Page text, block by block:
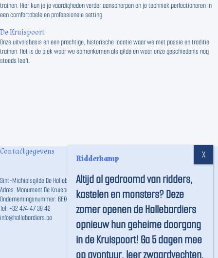
trainen. Hier kun je je vaardigheden verder aanscherpen en je techniek perfectioneren in
een comfortabele en professionele setting.
De Kruispoort
Onze uitvalsbasis en een prachtige, historische locatie waar we met passie en traditie
trainen. Het is de plek waar we samenkomen als gilde en waar onze geschiedenis nog
steeds leeft.
Contactgegevens
Sint-Michielsgilde De Hallebardiers vzw
Adres: Monument De Kruispoort, Langestraat 191, 8000 Brugge
Ondernemingsnummer: BE0457.746.859
Tel: +32 474 47 39 42
info@hallebardiers.be
Ridderkamp
Altijd al gedroomd van ridders,
kastelen en monsters? Deze
zomer openen de Hallebardiers
opnieuw hun geheime doorgang
in de Kruispoort! Ga 5 dagen mee
op avontuur, leer zwaardvechten,